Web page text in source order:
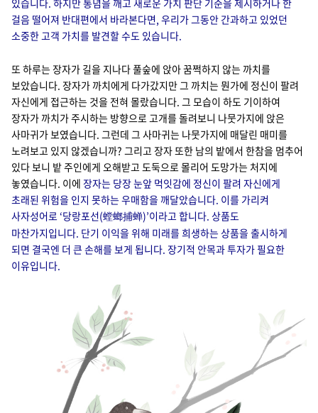
걸음 떨어져 반대편에서 바라본다면, 우리가 그동안 간과하고 있었던
소중한 고객 가치를 발견할 수도 있습니다.
또 하루는 장자가 길을 지나다 풀숲에 앉아 꿈쩍하지 않는 까치를
보았습니다. 장자가 까치에게 다가갔지만 그 까치는 뭔가에 정신이 팔려
자신에게 접근하는 것을 전혀 몰랐습니다. 그 모습이 하도 기이하여
장자가 까치가 주시하는 방향으로 고개를 돌려보니 나뭇가지에 앉은
사마귀가 보였습니다. 그런데 그 사마귀는 나뭇가지에 매달린 매미를
노려보고 있지 않겠습니까? 그리고 장자 또한 남의 밭에서 한참을 멈추어
있다 보니 밭 주인에게 오해받고 도둑으로 몰리어 도망가는 처지에
놓였습니다. 이에 장자는 당장 눈앞 먹잇감에 정신이 팔려 자신에게
초래된 위험을 인지 못하는 우매함을 깨달았습니다. 이를 가리켜
사자성어로 ‘당랑포선(螳螂捕蝉)’이라고 합니다. 상품도
마찬가지입니다. 단기 이익을 위해 미래를 희생하는 상품을 출시하게
되면 결국엔 더 큰 손해를 보게 됩니다. 장기적 안목과 투자가 필요한
이유입니다.